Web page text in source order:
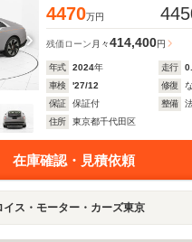
4470万円
残価ローン 月々414,400円
年式 2024年 走行
車検
'27/12 修復
保証
保証付 整備
住所
東京都千代田区
在庫確認・見積依頼
イス・モーター・カーズ東京